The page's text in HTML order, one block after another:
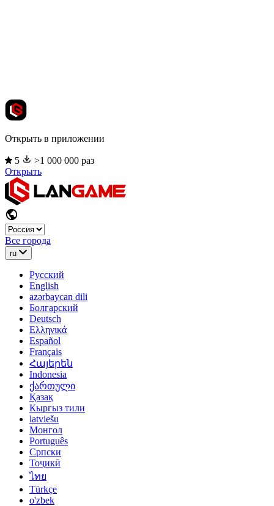
Открыть в приложении
5
>1 000 000 раз
Открыть
Все города
ru
Русский
English
azərbaycan dili
Болгарский
Deutsch
Ελληνικά
Español
Français
Հայերեն
Indonesia
ქართული
Қазақ
Кыргыз тили
latviešu
Монгол
Português
Српски
Тоҷикӣ
ไทย
Türkçe
o'zbek